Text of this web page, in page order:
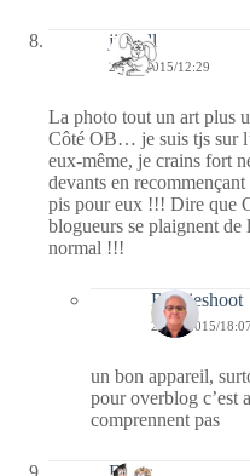
jill bill
20/01/2015/12:29
La photo tout un art plus
Côté OB… je suis tjs sur
eux-même, je crains fort
devants en
pis pour eux !!! Dire que
blogueurs se plaignent de
normal !!!
Bernieshoot
20/01/2015/18:07
un bon appareil,
pour overblog c’est
comprennent pas
Floria